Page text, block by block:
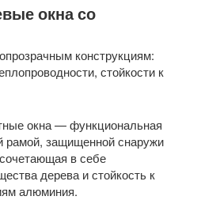
окна со
конструкциям:
стойкости к
окна — функциональная
рамой, защищенной снаружи
в себе
дерева и стойкость к
алюминия.